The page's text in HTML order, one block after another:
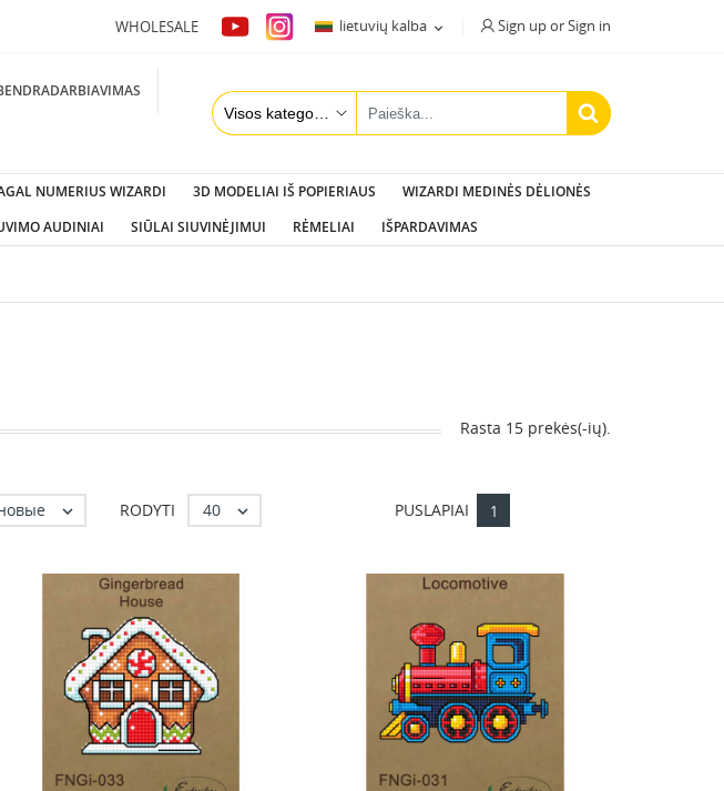
WHOLESALE lietuvių kalba  Sign up or Sign in
NUMERIUS WIZARDI 3D MODELIAI IŠ POPIERIAUS
WIZARDI MEDINĖS DĖLIONĖS
AUDINIAI SIŪLAI SIUVINĖJIMUI RĖMELIAI IŠPARDAVIMAS
Rasta 15 prekės(-ių).
 RODYTI 40  PUSLAPIAI 1